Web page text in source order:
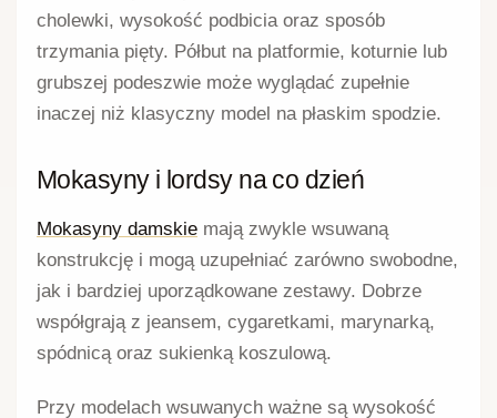
cholewki, wysokość podbicia oraz sposób
trzymania pięty. Półbut na platformie, koturnie lub
grubszej podeszwie może wyglądać zupełnie
inaczej niż klasyczny model na płaskim spodzie.
Mokasyny i lordsy na co dzień
Mokasyny damskie mają zwykle wsuwaną
konstrukcję i mogą uzupełniać zarówno swobodne,
jak i bardziej uporządkowane zestawy. Dobrze
współgrają z jeansem, cygaretkami, marynarką,
spódnicą oraz sukienką koszulową.
Przy modelach wsuwanych ważne są wysokość